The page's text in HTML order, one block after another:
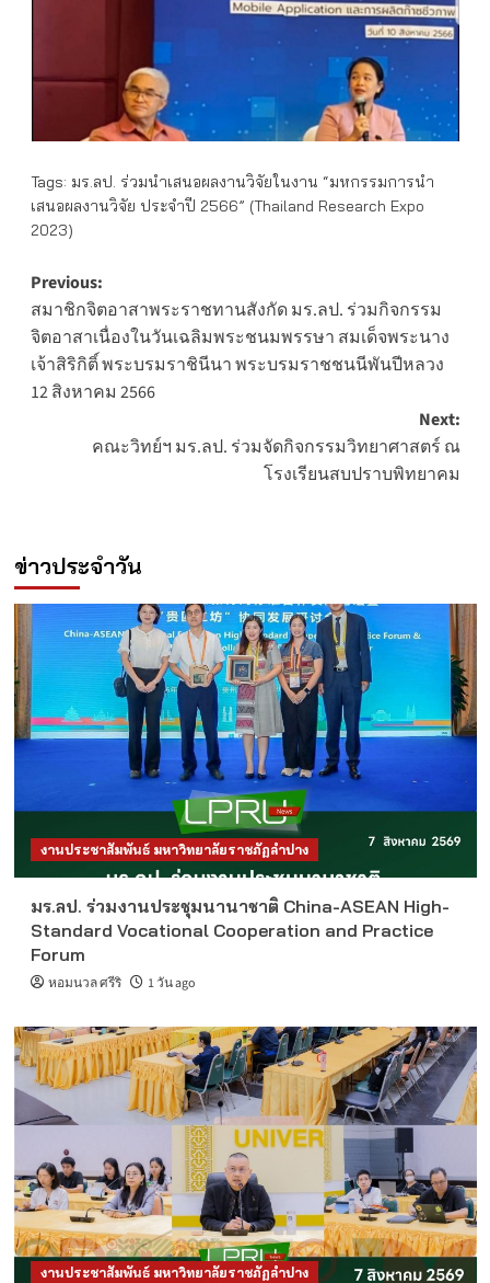
Tags: มร.ลป. ร่วมนำเสนอผลงานวิจัยในงาน “มหกรรมการนำ
เสนอผลงานวิจัย ประจำปี 2566” (Thailand Research Expo
2023)
Post
navigation
Previous:
สมาชิกจิตอาสาพระราชทานสังกัด มร.ลป. ร่วมกิจกรรม
จิตอาสาเนื่องในวันเฉลิมพระชนมพรรษา สมเด็จพระนาง
เจ้าสิริกิติ์ พระบรมราชินีนา พระบรมราชชนนีพันปีหลวง
12 สิงหาคม 2566
Next:
คณะวิทย์ฯ มร.ลป. ร่วมจัดกิจกรรมวิทยาศาสตร์ ณ
โรงเรียนสบปราบพิทยาคม
ข่าวประจำวัน
งานประชาสัมพันธ์ มหาวิทยาลัยราชภัฏลำปาง
มร.ลป. ร่วมงานประชุมนานาชาติ China-ASEAN High-
Standard Vocational Cooperation and Practice
Forum
หอมนวล ศรีริ 1 วัน ago
งานประชาสัมพันธ์ มหาวิทยาลัยราชภัฏลำปาง